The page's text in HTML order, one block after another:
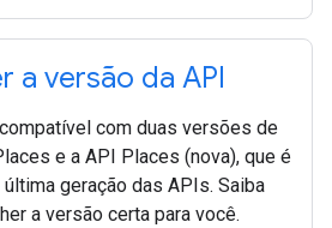
a versão da API
com duas versões de
e a API Places (nova), que é
geração das APIs. Saiba
a versão certa para você.